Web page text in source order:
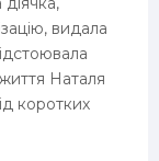
видала
Наталя
коротких